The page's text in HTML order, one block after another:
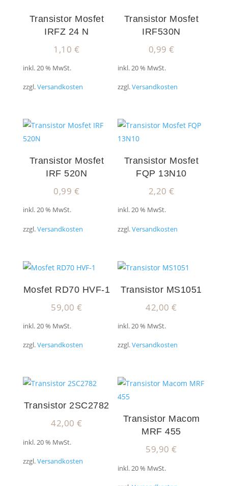
Transistor Mosfet
IRFZ 24 N
1,10 €
inkl. 20 % MwSt.
zzgl.Versandkosten
Transistor Mosfet
IRF530N
0,99€
inkl. 20 % MwSt.
zzgl.Versandkosten
Transistor Mosfet
IRF 520N
0,99 €
inkl. 20 % MwSt.
zzgl.Versandkosten
Transistor Mosfet
FQP 13N10
2,20€
inkl. 20 % MwSt.
zzgl.Versandkosten
Mosfet RD70 HVF-1
59,00€
inkl. 20 % MwSt.
zzgl.Versandkosten
Transistor MS1051
42,00€
inkl. 20 % MwSt.
zzgl.Versandkosten
Transistor 2SC2782
42,00€
inkl. 20 % MwSt.
zzgl.Versandkosten
Transistor Macom
MRF 455
59,90€
inkl. 20 % MwSt.